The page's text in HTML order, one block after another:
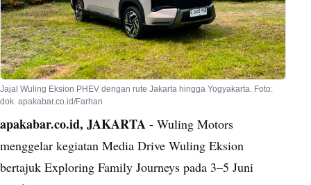
Jajal Wuling Eksion PHEV dengan rute Jakarta hingga Yogyakarta. Foto:
dok. apakabar.co.id/Farhan
apakabar.co.id, JAKARTA - Wuling Motors
menggelar kegiatan Media Drive Wuling Eksion
bertajuk Exploring Family Journeys pada 3–5 Juni